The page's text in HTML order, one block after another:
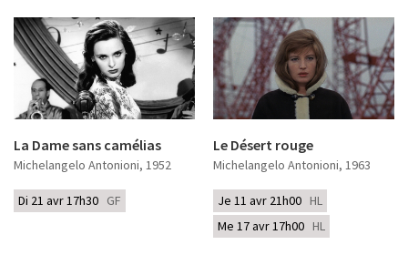
La Dame sans camélias
Michelangelo Antonioni, 1952
Di 21 avr 17h30 GF
Le Désert rouge
Michelangelo Antonioni, 1963
Je 11 avr 21h00 HL
Me 17 avr 17h00 HL